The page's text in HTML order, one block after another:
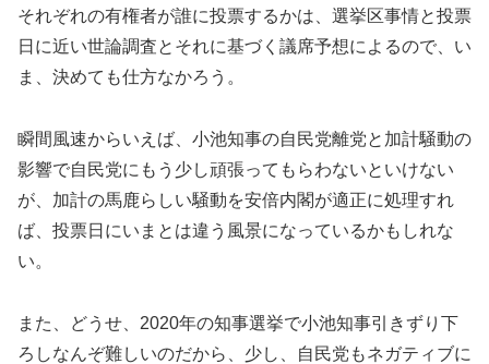
それぞれの有権者が誰に投票するかは、選挙区事情と投票
日に近い世論調査とそれに基づく議席予想によるので、い
ま、決めても仕方なかろう。
瞬間風速からいえば、小池知事の自民党離党と加計騒動の
影響で自民党にもう少し頑張ってもらわないといけない
が、加計の馬鹿らしい騒動を安倍内閣が適正に処理すれ
ば、投票日にいまとは違う風景になっているかもしれな
い。
また、どうせ、2020年の知事選挙で小池知事引きずり下
ろしなんぞ難しいのだから、少し、自民党もネガティブに